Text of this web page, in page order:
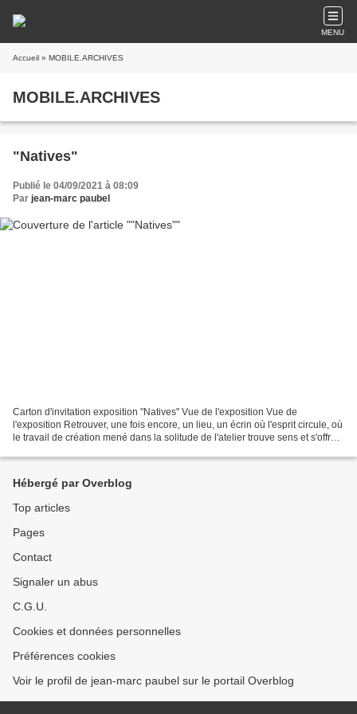
MENU
Accueil » MOBILE.ARCHIVES
MOBILE.ARCHIVES
"Natives"
Publié le 04/09/2021 à 08:09
Par jean-marc paubel
Carton d'invitation exposition "Natives" Vue de l'exposition Vue de
l'exposition Retrouver, une fois encore, un lieu, un écrin où l'esprit circule, où
le travail de création mené dans la solitude de l'atelier trouve sens et s'offre
Hébergé par Overblog
Top articles
Pages
Contact
Signaler un abus
C.G.U.
Cookies et données personnelles
Préférences cookies
Voir le profil de jean-marc paubel sur le portail Overblog